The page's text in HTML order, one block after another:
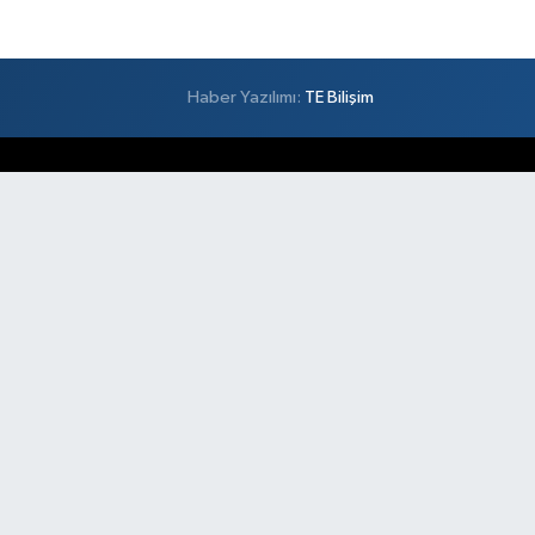
Haber Yazılımı: TE Bilişim